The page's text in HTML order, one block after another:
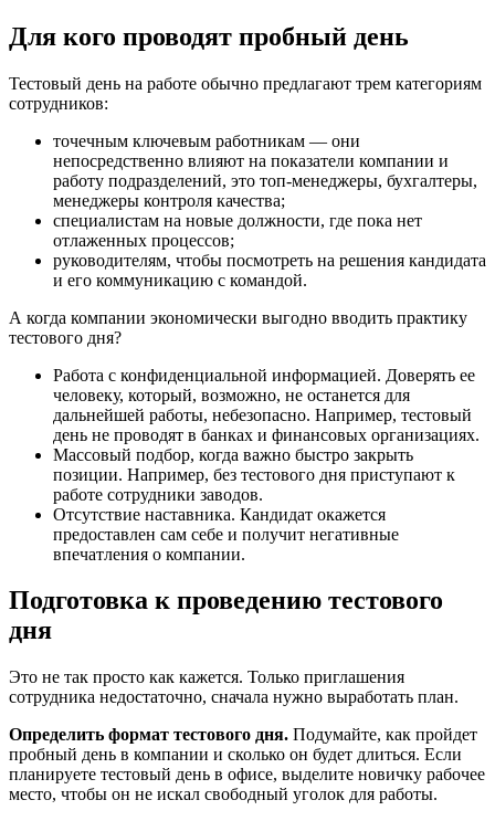
Для кого проводят пробный день
Тестовый день на работе обычно предлагают трем категориям
сотрудников:
точечным ключевым работникам — они
непосредственно влияют на показатели компании и
работу подразделений, это топ-менеджеры, бухгалтеры,
менеджеры контроля качества;
специалистам на новые должности, где пока нет
отлаженных процессов;
руководителям, чтобы посмотреть на решения кандидата
и его коммуникацию с командой.
А когда компании экономически выгодно вводить практику
тестового дня?
Работа с конфиденциальной информацией. Доверять ее
человеку, который, возможно, не останется для
дальнейшей работы, небезопасно. Например, тестовый
день не проводят в банках и финансовых организациях.
Массовый подбор, когда важно быстро закрыть
позиции. Например, без тестового дня приступают к
работе сотрудники заводов.
Отсутствие наставника. Кандидат окажется
предоставлен сам себе и получит негативные
впечатления о компании.
Подготовка к проведению тестового
дня
Это не так просто как кажется. Только приглашения
сотрудника недостаточно, сначала нужно выработать план.
Определить формат тестового дня. Подумайте, как пройдет
пробный день в компании и сколько он будет длиться. Если
планируете тестовый день в офисе, выделите новичку рабочее
место, чтобы он не искал свободный уголок для работы.